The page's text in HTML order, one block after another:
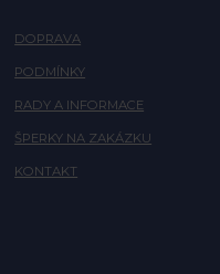
DOPRAVA
PODMÍNKY
RADY A INFORMACE
ŠPERKY NA ZAKÁZKU
KONTAKT